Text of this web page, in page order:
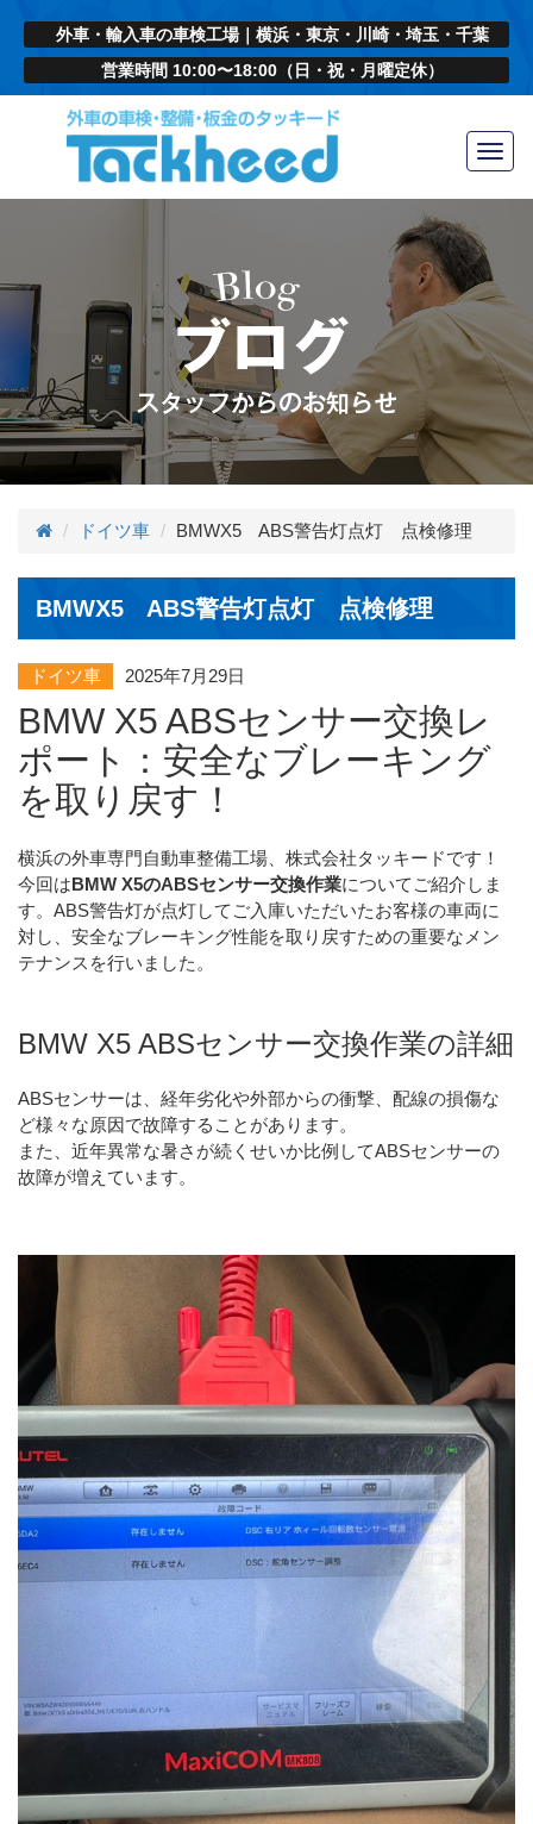
外車・輸入車の車検工場｜横浜・東京・川崎・埼玉・千葉
営業時間 10:00〜18:00（日・祝・月曜定休）
ドイツ車 BMWX5 ABS警告灯点灯 点検修理
BMWX5 ABS警告灯点灯 点検修理
ドイツ車 2025年7月29日
BMW X5 ABSセンサー交換レ
ポート：安全なブレーキング
を取り戻す！
横浜の外車専門自動車整備工場、株式会社タッキードです！
今回はBMW X5のABSセンサー交換作業についてご紹介しま
す。ABS警告灯が点灯してご入庫いただいたお客様の車両に
対し、安全なブレーキング性能を取り戻すための重要なメン
テナンスを行いました。
BMW X5 ABSセンサー交換作業の詳細
ABSセンサーは、経年劣化や外部からの衝撃、配線の損傷な
ど様々な原因で故障することがあります。
また、近年異常な暑さが続くせいか比例してABSセンサーの
故障が増えています。